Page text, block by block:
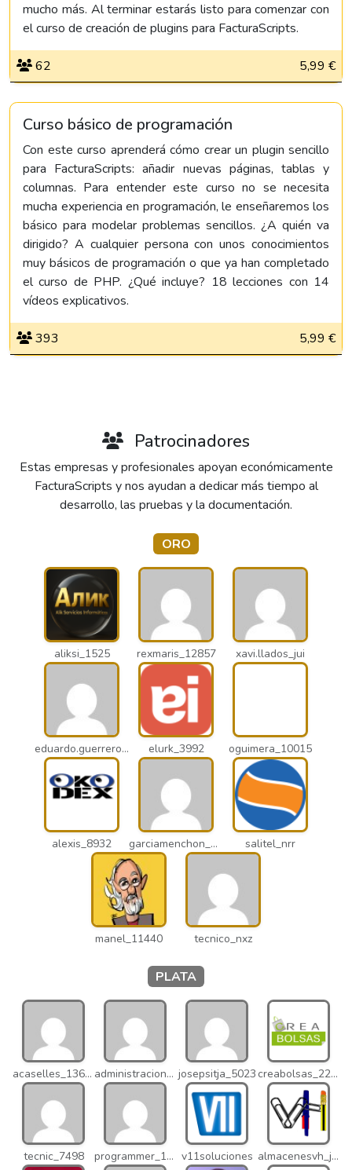
mucho más. Al terminar estarás listo para comenzar con
el curso de creación de plugins para FacturaScripts.
62 5,99 €
Curso básico de programación
Con este curso aprenderá cómo crear un plugin sencillo
para FacturaScripts: añadir nuevas páginas, tablas y
columnas. Para entender este curso no se necesita
mucha experiencia en programación, le enseñaremos los
básico para modelar problemas sencillos. ¿A quién va
dirigido? A cualquier persona con unos conocimientos
muy básicos de programación o que ya han completado
el curso de PHP. ¿Qué incluye? 18 lecciones con 14
vídeos explicativos.
393 5,99 €
Patrocinadores
Estas empresas y profesionales apoyan económicamente
FacturaScripts y nos ayudan a dedicar más tiempo al
desarrollo, las pruebas y la documentación.
ORO
aliksi_1525 rexmaris_12857 xavi.llados_jui
eduardo.guerrero_pto elurk_3992 oguimera_10015
alexis_8932 garciamenchon_puz salitel_nrr
manel_11440 tecnico_nxz
PLATA
acaselles_13670 administracion_nhd josepsitja_5023 creabolsas_22110
tecnic_7498 programmer_12837 v11soluciones almacenesvh_jo2